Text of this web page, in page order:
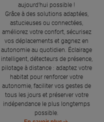
aujourd’hui possible !
Grâce à des solutions adaptées,
astucieuses ou connectées,
améliorez votre confort, sécurisez
vos déplacements et gagnez en
autonomie au quotidien. Éclairage
intelligent, détecteurs de présence,
pilotage à distance : adaptez votre
habitat pour renforcer votre
autonomie, faciliter vos gestes de
tous les jours et préserver votre
indépendance le plus longtemps
possible.